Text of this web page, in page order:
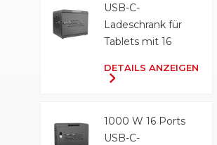
USB-C-
Ladeschrank für
Tablets mit 16
500 W
DETAILS ANZEIGEN
1000 W 16 Ports
USB-C-